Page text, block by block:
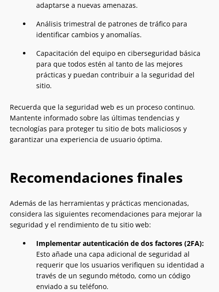
adaptarse a nuevas amenazas.
Análisis trimestral de patrones de tráfico para
identificar cambios y anomalías.
Capacitación del equipo en ciberseguridad básica
para que todos estén al tanto de las mejores
prácticas y puedan contribuir a la seguridad del
sitio.
Recuerda que la seguridad web es un proceso continuo.
Mantente informado sobre las últimas tendencias y
tecnologías para proteger tu sitio de bots maliciosos y
garantizar una experiencia de usuario óptima.
Recomendaciones finales
Además de las herramientas y prácticas mencionadas,
considera las siguientes recomendaciones para mejorar la
seguridad y el rendimiento de tu sitio web:
Implementar autenticación de dos factores (2FA):
Esto añade una capa adicional de seguridad al
requerir que los usuarios verifiquen su identidad a
través de un segundo método, como un código
enviado a su teléfono.